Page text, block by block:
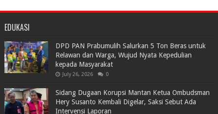
EDUKASI
DPD PAN Prabumulih Salurkan 5 Ton Beras untuk
Relawan dan Warga, Wujud Nyata Kepedulian
kepada Masyarakat
July 26, 2026 0
Sidang Dugaan Korupsi Mantan Ketua Ombudsman
Hery Susanto Kembali Digelar, Saksi Sebut Ada
Intervensi Laporan